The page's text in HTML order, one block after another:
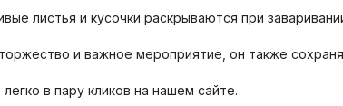
листья и кусочки раскрываются при
и важное мероприятие, он также
в пару кликов на нашем сайте.